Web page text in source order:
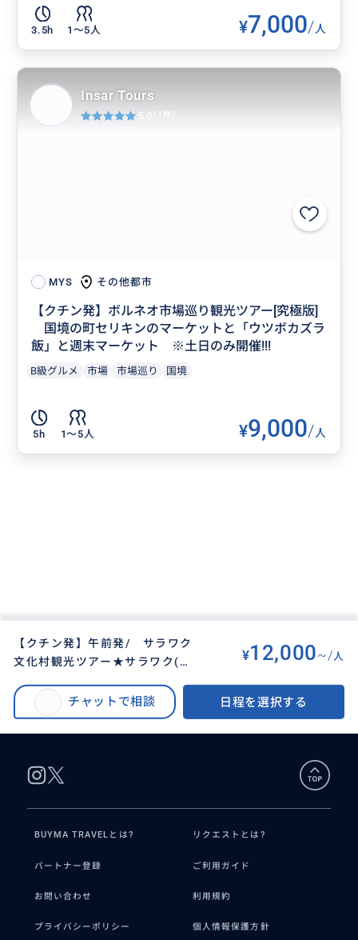
3.5h 1〜5人 ¥7,000/人
MYS その他都市
【クチン発】ボルネオ市場巡り観光ツアー[究極版]
国境の町セリキンのマーケットと「ウツボカズラ
飯」と週末マーケット ※土日のみ開催!!!
B級グルメ 市場 市場巡り 国境
5h 1〜5人 ¥9,000/人
Insar Tours
5.0 (1件)
【クチン発】午前発/ サラワク
文化村観光ツアー★サラワク(ボ
一挙に満喫!![伝統舞踊ショー含]
¥12,000~/人
チャットで相談 日程を選択する
【クチン発】サラワク文化村観光ツアー★サラワク(ボルネオ島)を代表する7
つの民族を一挙に満喫!![伝統舞踊ショー含]
BUYMA TRAVELとは? リクエストとは?
パートナー登録 ご利用ガイド
お問い合わせ 利用規約
プライバシーポリシー 個人情報保護方針